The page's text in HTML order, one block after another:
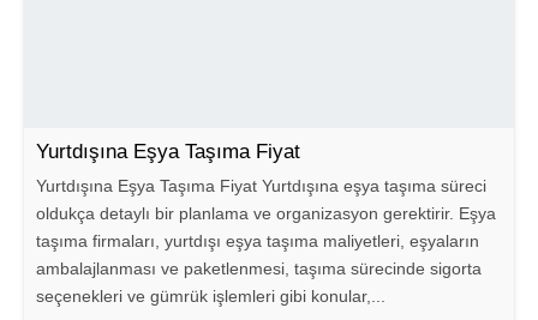
Yurtdışına Eşya Taşıma Fiyat
Yurtdışına Eşya Taşıma Fiyat Yurtdışına eşya taşıma süreci
oldukça detaylı bir planlama ve organizasyon gerektirir. Eşya
taşıma firmaları, yurtdışı eşya taşıma maliyetleri, eşyaların
ambalajlanması ve paketlenmesi, taşıma sürecinde sigorta
seçenekleri ve gümrük işlemleri gibi konular,...